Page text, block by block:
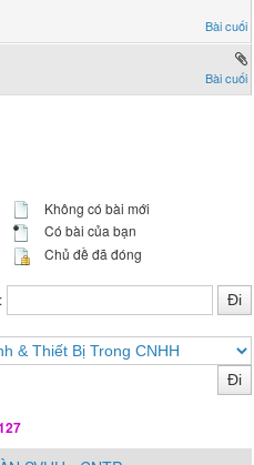
Không có bài mới
Có bài của bạn
Chủ đề đã đóng